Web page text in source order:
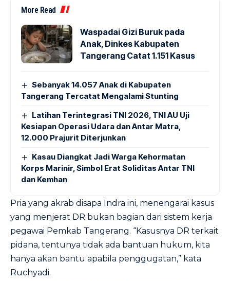
More Read
Waspadai Gizi Buruk pada
Anak, Dinkes Kabupaten
Tangerang Catat 1.151 Kasus
Sebanyak 14.057 Anak di Kabupaten
Tangerang Tercatat Mengalami Stunting
Latihan Terintegrasi TNI 2026, TNI AU Uji
Kesiapan Operasi Udara dan Antar Matra,
12.000 Prajurit Diterjunkan
Kasau Diangkat Jadi Warga Kehormatan
Korps Marinir, Simbol Erat Soliditas Antar TNI
dan Kemhan
Pria yang akrab disapa Indra ini, menengarai kasus
yang menjerat DR bukan bagian dari sistem kerja
pegawai Pemkab Tangerang. “Kasusnya DR terkait
pidana, tentunya tidak ada bantuan hukum, kita
hanya akan bantu apabila penggugatan,” kata
Ruchyadi.